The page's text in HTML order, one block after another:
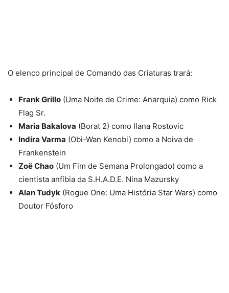
O elenco principal de Comando das Criaturas trará:
Frank Grillo (Uma Noite de Crime: Anarquia) como Rick
Flag Sr.
Maria Bakalova (Borat 2) como Ilana Rostovic
Indira Varma (Obi-Wan Kenobi) como a Noiva de
Frankenstein
Zoë Chao (Um Fim de Semana Prolongado) como a
cientista anfíbia da S.H.A.D.E. Nina Mazursky
Alan Tudyk (Rogue One: Uma História Star Wars) como
Doutor Fósforo